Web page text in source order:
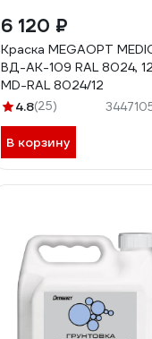
6 120 ₽
Краска MEGAOPT
ВД-АК-109 RAL 8024,
MD-RAL 8024/12
4.8(25)
В корзину